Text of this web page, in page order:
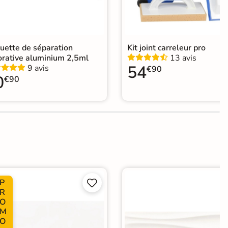
de séparation
aluminium 2,5ml
9 avis
€90
Kit joint carreleur pro
13 avis
54€90
P
R
O
M
O

